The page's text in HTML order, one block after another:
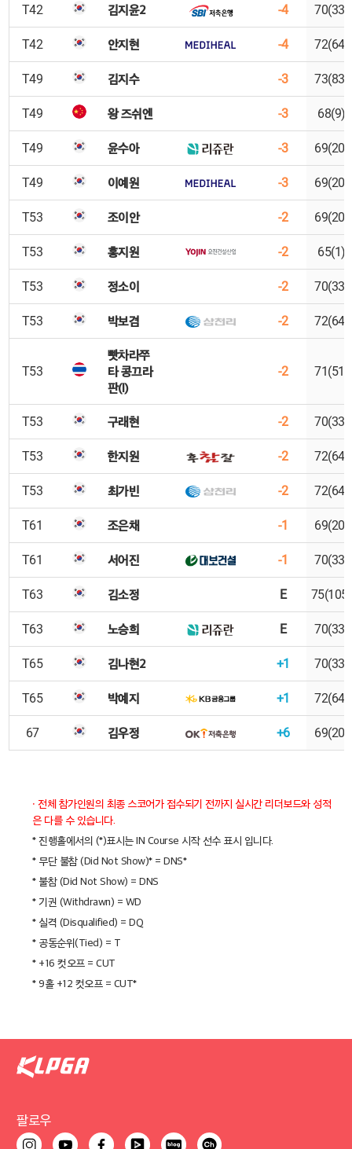
T42 김지윤2 -4 70(33)
T42 안지현 -4 72(64)
T49 김지수 -3 73(83)
T49 왕 즈쉬엔 -3 68(9)
T49 윤수아 -3 69(20)
T49 이예원 -3 69(20)
T53 조이안 -2 69(20)
T53 홍지원 -2 65(1)
T53 정소이 -2 70(33)
T53 박보겸 -2 72(64)
T53
빳차라쭈
타 콩끄라
판(I)
-2 71(51)
T53 구래현 -2 70(33)
T53 한지원 -2 72(64)
T53 최가빈 -2 72(64)
T61 조은채 -1 69(20)
T61 서어진 -1 70(33)
T63 김소정 E 75(105)
T63 노승희 E 70(33)
T65 김나현2 +1 70(33)
T65 박예지 +1 72(64)
67 김우정 +6 69(20)
· 전체 참가인원의 최종 스코어가 접수되기 전까지 실시간 리더보드와 성적
은 다를 수 있습니다.
* 진행홀에서의 (*)표시는 IN Course 시작 선수 표시 입니다.
* 무단 불참 (Did Not Show)* = DNS*
* 불참 (Did Not Show) = DNS
* 기권 (Withdrawn) = WD
* 실격 (Disqualified) = DQ
* 공동순위(Tied) = T
* +16 컷오프 = CUT
* 9홀 +12 컷오프 = CUT*
팔로우